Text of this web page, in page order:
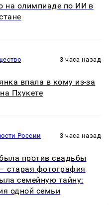
на олимпиаде по ИИ в
3 часа назад
впала в кому из-за
Пхукете
России 3 часа назад
против свадьбы
старая фотография
семейную тайну:
одной семьи